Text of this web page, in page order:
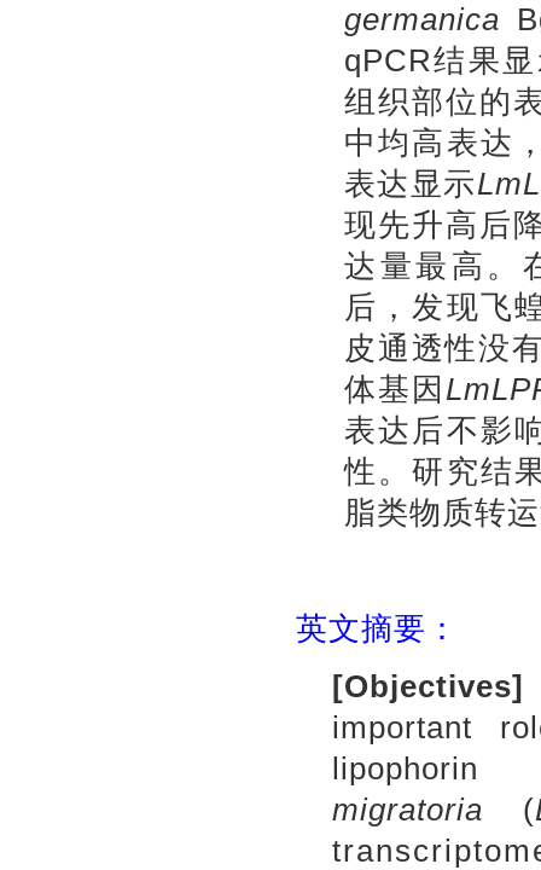
germanica
qPCR结果
组织部位的
中均高表达
表达显示
现先升高后
达量最高。
后，发现飞
皮通透性没
体基因
表达后不影
性。研究结
脂类物质转
英文摘要：
[Objectives]
important
migratoria (